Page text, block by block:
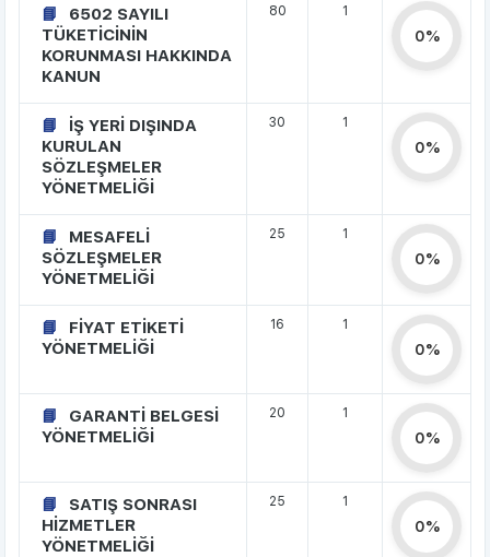
6502 SAYILI
TÜKETİCİNİN
KORUNMASI HAKKINDA
KANUN
80 1
0%
İŞ YERİ DIŞINDA
KURULAN
SÖZLEŞMELER
YÖNETMELİĞİ
30 1
0%
MESAFELİ
SÖZLEŞMELER
YÖNETMELİĞİ
25 1
0%
FİYAT ETİKETİ
YÖNETMELİĞİ
16 1
0%
GARANTİ BELGESİ
YÖNETMELİĞİ
20 1
0%
SATIŞ SONRASI
HİZMETLER
YÖNETMELİĞİ
25 1
0%